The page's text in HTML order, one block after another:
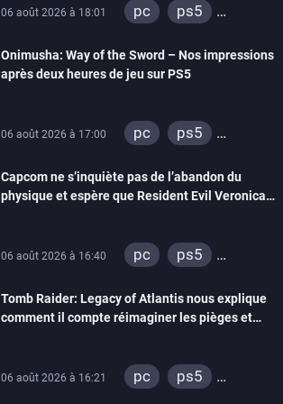
06 août 2026 à 18:01 pc
ps5
switch 2
Onimusha: Way of the Sword – Nos impressions
après deux heures de jeu sur PS5
06 août 2026 à 17:00 pc
ps5
switch 2
Capcom ne s’inquiète pas de l’abandon du
physique et espère que Resident Evil Veronica
06 août 2026 à 16:40 pc
ps5
switch 2
Tomb Raider: Legacy of Atlantis nous explique
comment il compte réimaginer les pièges et
06 août 2026 à 16:21 pc
ps5